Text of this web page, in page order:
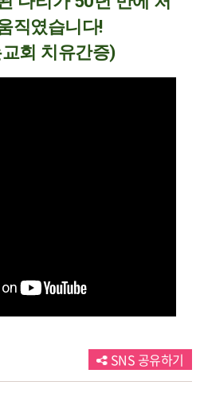
직였습니다!
회 치유간증)
SNS 공유하기